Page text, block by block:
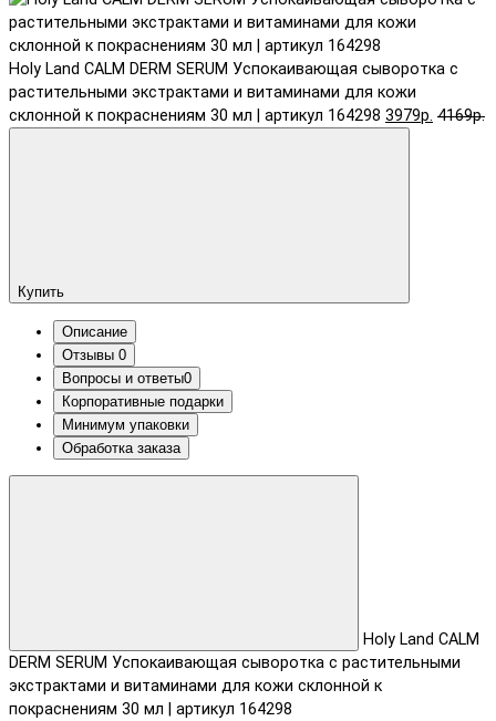
Holy Land CALM DERM SERUM Успокаивающая сыворотка с
растительными экстрактами и витаминами для кожи
склонной к покраснениям 30 мл | артикул 164298 3979р. 4169р.
Купить
Описание
Отзывы 0
Вопросы и ответы0
Корпоративные подарки
Минимум упаковки
Обработка заказа
Holy Land CALM
DERM SERUM Успокаивающая сыворотка с растительными
экстрактами и витаминами для кожи склонной к
покраснениям 30 мл | артикул 164298